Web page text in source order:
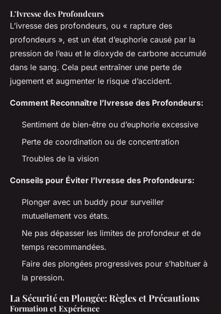
L’Ivresse des Profondeurs
L’ivresse des profondeurs, ou « rapture des
profondeurs », est un état d’euphorie causé par la
pression de l’eau et le dioxyde de carbone accumulé
dans le sang. Cela peut entraîner une perte de
jugement et augmenter le risque d’accident.
Comment Reconnaître l’Ivresse des Profondeurs:
Sentiment de bien-être ou d’euphorie excessive
Perte de coordination ou de concentration
Troubles de la vision
Conseils pour Éviter l’Ivresse des Profondeurs:
Plonger avec un buddy pour surveiller
mutuellement vos états.
Ne pas dépasser les limites de profondeur et de
temps recommandées.
Faire des plongées progressives pour s’habituer à
la pression.
La Sécurité en Plongée: Règles et Précautions
Formation et Expérience